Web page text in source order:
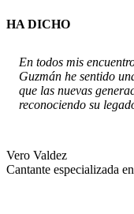
HA DICHO
En todos mis
Guzmán he sentido
que las nuevas
reconociendo su
Vero Valdez
Cantante especializada